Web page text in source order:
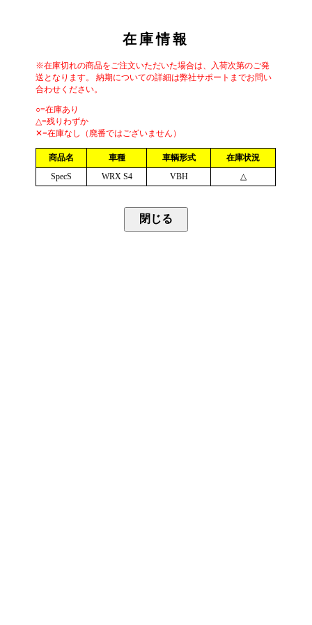
在庫情報
※在庫切れの商品をご注文いただいた場合は、入荷次第のご発
送となります。 納期についての詳細は弊社サポートまでお問い
合わせください。
○=在庫あり
△=残りわずか
✕=在庫なし（廃番ではございません）
商品名 車種 車輌形式
在庫状況
SpecS
WRX S4 VBH △